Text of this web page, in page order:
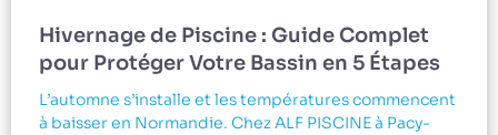
Hivernage de Piscine : Guide Complet
pour Protéger Votre Bassin en 5 Étapes
L’automne s’installe et les températures commencent
à baisser en Normandie. Chez ALF PISCINE à Pacy-